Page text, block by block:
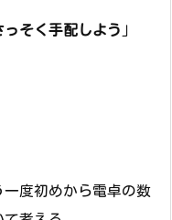
そく手配しよう 」
度初めから電卓の数